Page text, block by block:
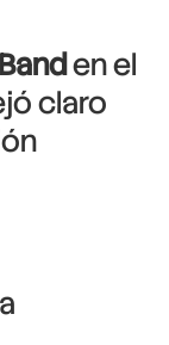
en el
claro